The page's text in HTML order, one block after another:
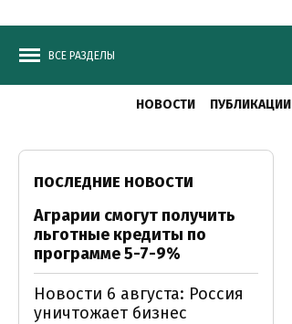
ВСЕ РАЗДЕЛЫ
НОВОСТИ ПУБЛИКАЦИИ
ПОСЛЕДНИЕ НОВОСТИ
Аграрии смогут получить
льготные кредиты по
программе 5-7-9%
Новости 6 августа: Россия
уничтожает бизнес